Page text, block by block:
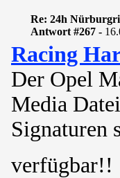
Re: 24h
Antwort #267 -
Racing
Der Opel
Media
Signaturen